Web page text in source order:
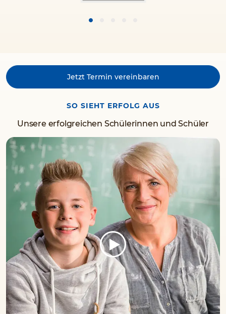
Jetzt Termin vereinbaren
SO SIEHT ERFOLG AUS
Unsere erfolgreichen Schülerinnen und Schüler